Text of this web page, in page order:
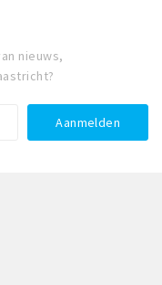
nieuws,